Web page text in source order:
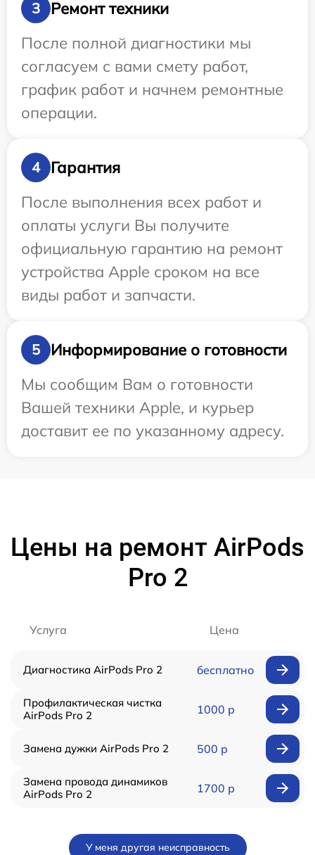
3
Ремонт техники
После полной диагностики мы
согласуем с вами смету работ,
график работ и начнем ремонтные
операции.
4
Гарантия
После выполнения всех работ и
оплаты услуги Вы получите
официальную гарантию на ремонт
устройства Apple сроком на все
виды работ и запчасти.
5
Информирование о готовности
Мы сообщим Вам о готовности
Вашей техники Apple, и курьер
доставит ее по указанному адресу.
Цены на ремонт AirPods
Pro 2
Услуга Цена
Диагностика AirPods Pro 2 бесплатно
Профилактическая чистка
AirPods Pro 2
1000 р
Замена дужки AirPods Pro 2 500 р
Замена провода динамиков
AirPods Pro 2
1700 р
У меня другая неисправность